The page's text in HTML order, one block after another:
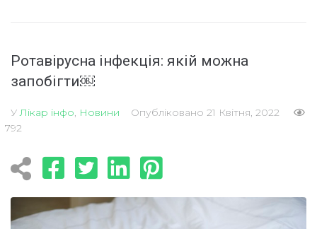
Ротавірусна інфекція: якій можна
запобігти￼
УЛікар інфо, Новини Опубліковано 21 Квітня, 2022
792